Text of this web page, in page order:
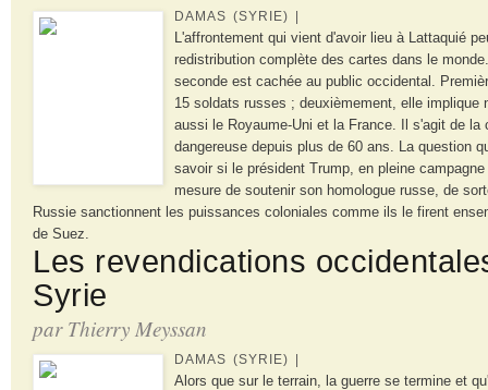
DAMAS (SYRIE) |
L'affrontement qui vient d'avoir lieu à Lattaquié
redistribution complète des cartes dans le
seconde est cachée au public occidental.
15 soldats russes ; deuxièmement, elle implique
aussi le Royaume-Uni et la France. Il s'agit de la
dangereuse depuis plus de 60 ans. La question
savoir si le président Trump, en pleine
mesure de soutenir son homologue russe, de
Russie sanctionnent les puissances coloniales comme ils le firent
de Suez.
Les revendications
Syrie
par Thierry Meyssan
DAMAS (SYRIE) |
Alors que sur le terrain, la guerre se termine et